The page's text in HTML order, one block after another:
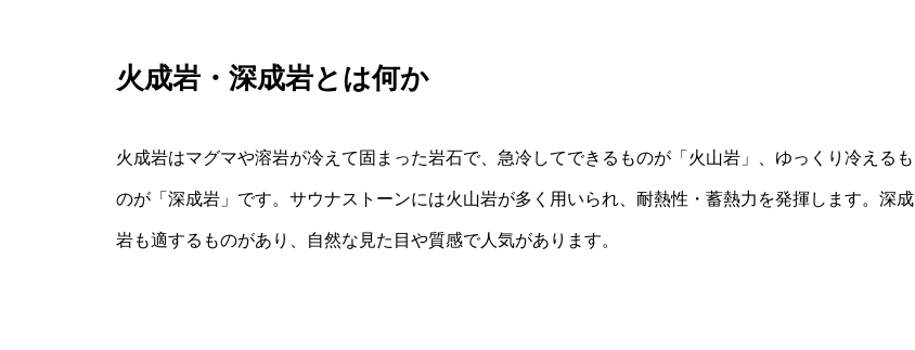
火成岩・深成岩とは何か
火成岩はマグマや溶岩が冷えて固まった岩石で、急冷してできるものが「火山岩」、ゆっくり冷えるも
のが「深成岩」です。サウナストーンには火山岩が多く用いられ、耐熱性・蓄熱力を発揮します。深成
岩も適するものがあり、自然な見た目や質感で人気があります。